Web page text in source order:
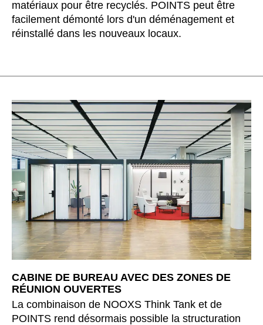
matériaux pour être recyclés. POINTS peut être
facilement démonté lors d'un déménagement et
réinstallé dans les nouveaux locaux.
CABINE DE BUREAU AVEC DES ZONES DE
RÉUNION OUVERTES
La combinaison de NOOXS Think Tank et de
POINTS rend désormais possible la structuration